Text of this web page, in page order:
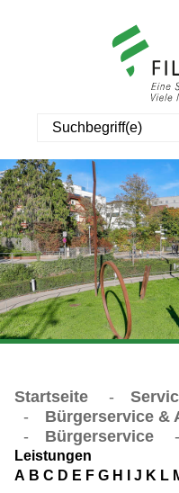
Startseite -
-
Bürgerservice &
-
Bürgerservice -
Leistungen
A B C D E F G H J K L